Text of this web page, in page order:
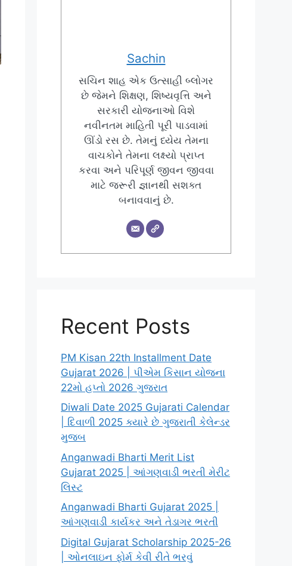
Sachin
સચિન શાહ એક ઉત્સાહી બ્લોગર
છે જેમને શિક્ષણ, શિષ્યવૃત્તિ અને
સરકારી યોજનાઓ વિશે
નવીનતમ માહિતી પૂરી પાડવામાં
ઊંડો રસ છે. તેમનું ધ્યેય તેમના
વાચકોને તેમના લક્ષ્યો પ્રાપ્ત
કરવા અને પરિપૂર્ણ જીવન જીવવા
માટે જરૂરી જ્ઞાનથી સશક્ત
બનાવવાનું છે.
Recent Posts
PM Kisan 22th Installment Date
Gujarat 2026 | પીએમ કિસાન યોજના
22મો હપ્તો 2026 ગુજરાત
Diwali Date 2025 Gujarati Calendar
| દિવાળી 2025 ક્યારે છે ગુજરાતી કેલેન્ડર
મુજબ
Anganwadi Bharti Merit List
Gujarat 2025 | આંગણવાડી ભરતી મેરીટ
લિસ્ટ
Anganwadi Bharti Gujarat 2025 |
આંગણવાડી કાર્યકર અને તેડાગર ભરતી
Digital Gujarat Scholarship 2025-26
| ઓનલાઇન ફોર્મ કેવી રીતે ભરવું